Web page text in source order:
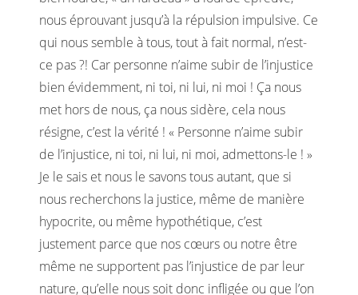
nous éprouvant jusqu’à la répulsion impulsive. Ce
qui nous semble à tous, tout à fait normal, n’est-
ce pas ?! Car personne n’aime subir de l’injustice
bien évidemment, ni toi, ni lui, ni moi ! Ça nous
met hors de nous, ça nous sidère, cela nous
résigne, c’est la vérité ! « Personne n’aime subir
de l’injustice, ni toi, ni lui, ni moi, admettons-le ! »
Je le sais et nous le savons tous autant, que si
nous recherchons la justice, même de manière
hypocrite, ou même hypothétique, c’est
justement parce que nos cœurs ou notre être
même ne supportent pas l’injustice de par leur
nature, qu’elle nous soit donc infligée ou que l’on